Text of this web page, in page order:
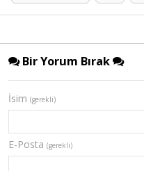
Bir Yorum Bırak
İsim (gerekli)
E-Posta (gerekli)